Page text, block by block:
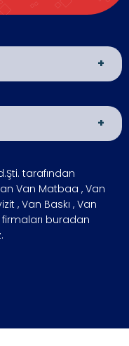
Van Reklam
HAKKIMIZDA
İŞLETMENİZİ
BÜYÜTÜN
FOTO GALERİ
tarafından
Van Matbaa , Van
, Van Baskı , Van
buradan